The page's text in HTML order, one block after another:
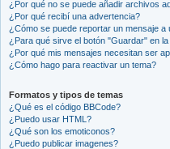
¿Por qué no se puede añadir archivos
¿Por qué recibí una advertencia?
¿Cómo se puede reportar un mensaje a
¿Para qué sirve el botón "Guardar" en
¿Por qué mis mensajes necesitan ser
¿Cómo hago para reactivar un tema?
Formatos y tipos de temas
¿Qué es el código BBCode?
¿Puedo usar HTML?
¿Qué son los emoticonos?
¿Puedo publicar imagenes?